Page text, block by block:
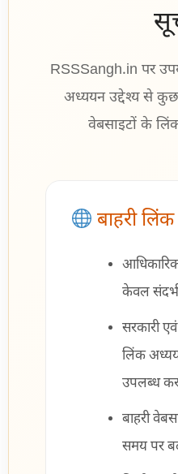
RSSSangh.in पर
अध्ययन उद्देश्य से
वेबसाइटों के
बाहरी लिंक
केवल
सरकारी
लिंक
उपलब्ध
बाहरी
समय पर